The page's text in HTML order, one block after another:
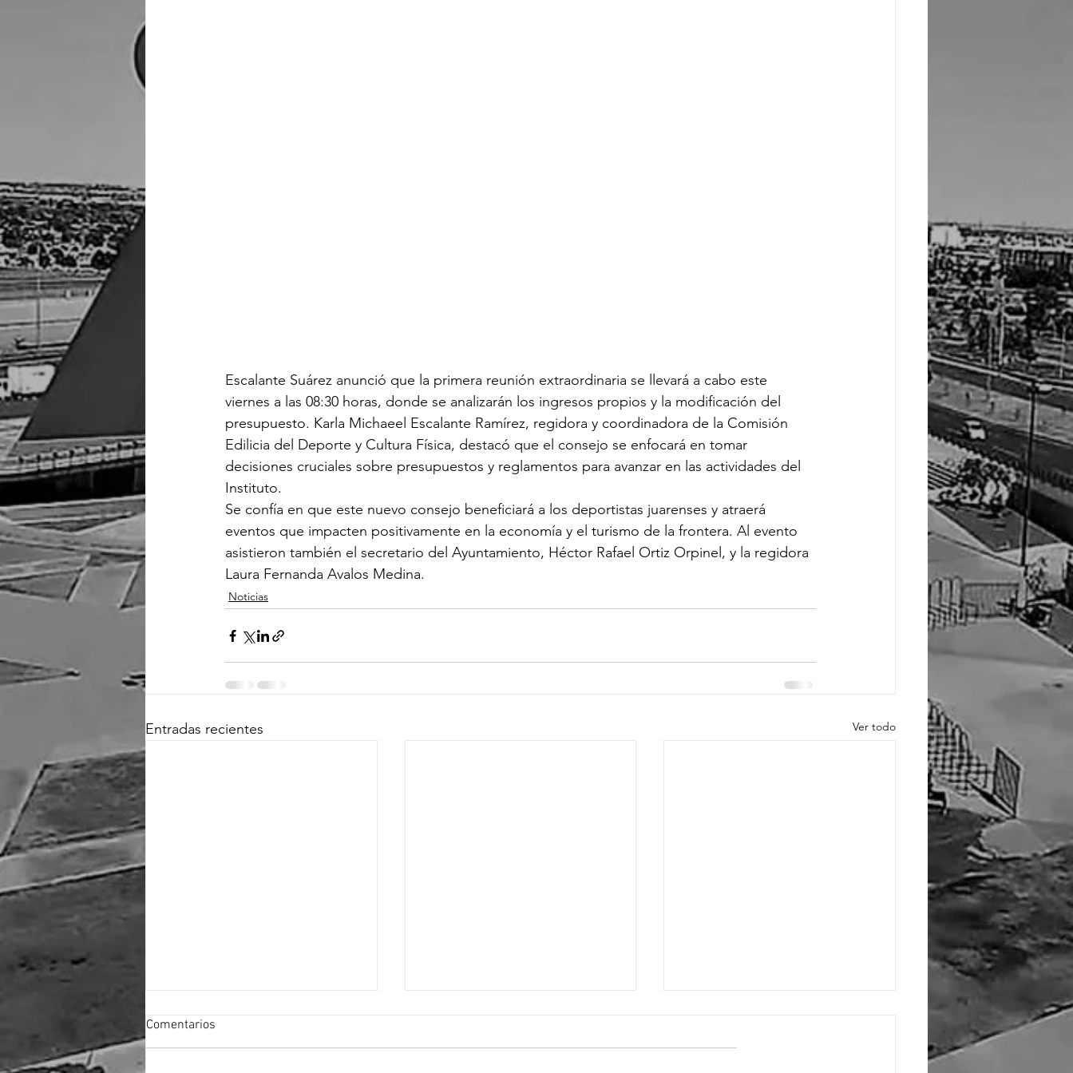
Escalante Suárez anunció que la primera reunión extraordinaria se llevará a cabo este
viernes a las 08:30 horas, donde se analizarán los ingresos propios y la modificación del
presupuesto. Karla Michaeel Escalante Ramírez, regidora y coordinadora de la Comisión
Edilicia del Deporte y Cultura Física, destacó que el consejo se enfocará en tomar
decisiones cruciales sobre presupuestos y reglamentos para avanzar en las actividades del
Instituto.
Se confía en que este nuevo consejo beneficiará a los deportistas juarenses y atraerá
eventos que impacten positivamente en la economía y el turismo de la frontera. Al evento
asistieron también el secretario del Ayuntamiento, Héctor Rafael Ortiz Orpinel, y la regidora
Laura Fernanda Avalos Medina.
Noticias
Entradas recientes Ver todo
Comentarios